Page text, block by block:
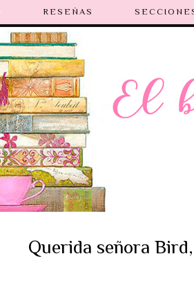
RESEÑAS
Querida señora Bird,